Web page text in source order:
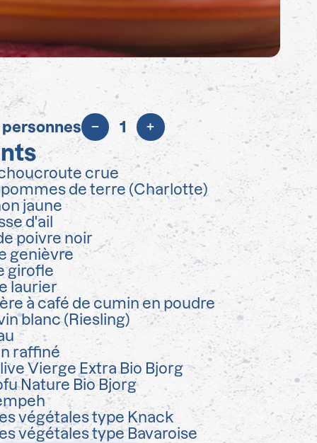
1
crue
de terre (Charlotte)
jaune
d'ail
poivre noir
genièvre
girofle
laurier
à café de cumin en poudre
blanc (Riesling)
raffiné
Vierge Extra Bio Bjorg
Nature Bio Bjorg
végétales type Knack
végétales type Bavaroise